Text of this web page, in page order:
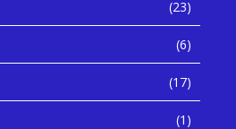
(23)
(6)
(17)
(1)